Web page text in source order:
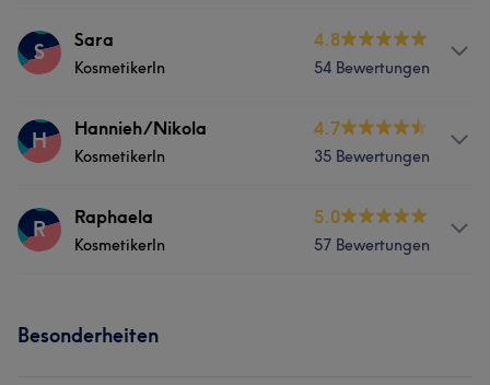
Massage
Beratung und ganzheitliche Behandlungen
Services
Haarentfernung
S Sara
KosmetikerIn
4.8
54 Bewertungen
Services
Haarentfernung Ästhetische Medizin
H Hannieh/Nikola
KosmetikerIn
4.7
35 Bewertungen
Services
R Raphaela
KosmetikerIn
5.0
57 Bewertungen
Besonderheiten